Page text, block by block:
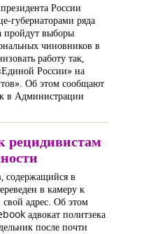
России
губернаторами ряда
пройдут выборы
чиновников в
работу так,
России» на
Об этом сообщают
в Администрации
рецидивистам
содержащийся в
в камеру к
адрес. Об этом
адвокат политзека
после почти